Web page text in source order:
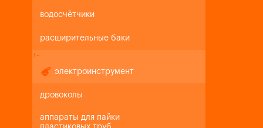
водосчётчики
расширительные баки
+-
электроинструмент
дровоколы
аппараты для пайки